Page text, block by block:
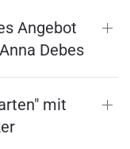
Angebot
Debes
mit